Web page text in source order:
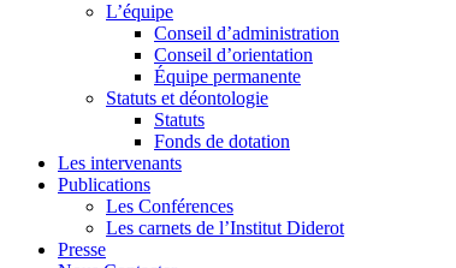
L’équipe
Conseil d’administration
Conseil d’orientation
Équipe permanente
Statuts et déontologie
Statuts
Fonds de dotation
Les intervenants
Publications
Les Conférences
Les carnets de l’Institut Diderot
Presse